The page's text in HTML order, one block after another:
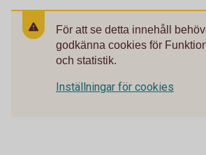
För att se detta innehåll
godkänna cookies för
och statistik.
Inställningar för cookies